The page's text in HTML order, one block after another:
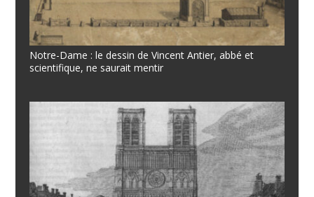
Notre-Dame : le dessin de Vincent Antier, abbé et
scientifique, ne saurait mentir